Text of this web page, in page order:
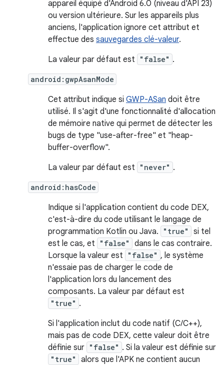
appareil équipé d'Android 6.0 (niveau d'API 23)
ou version ultérieure. Sur les appareils plus
anciens, l'application ignore cet attribut et
effectue des sauvegardes clé-valeur.
La valeur par défaut est
"false" .
android:gwpAsanMode
Cet attribut indique si GWP-ASan doit être
utilisé. Il s'agit d'une fonctionnalité d'allocation
de mémoire native qui permet de détecter les
bugs de type "use-after-free" et "heap-
buffer-overflow".
La valeur par défaut est
"never" .
android:hasCode
Indique si l'application contient du code DEX,
c'est-à-dire du code utilisant le langage de
programmation Kotlin ou Java.
"true"
si tel
est le cas, et
"false"
dans le cas contraire.
Lorsque la valeur est
"false" , le système
n'essaie pas de charger le code de
l'application lors du lancement des
composants. La valeur par défaut est
"true" .
Si l'application inclut du code natif (C/C++),
mais pas de code DEX, cette valeur doit être
définie sur "false" . Si la valeur est définie sur
"true"
alors que l'APK ne contient aucun